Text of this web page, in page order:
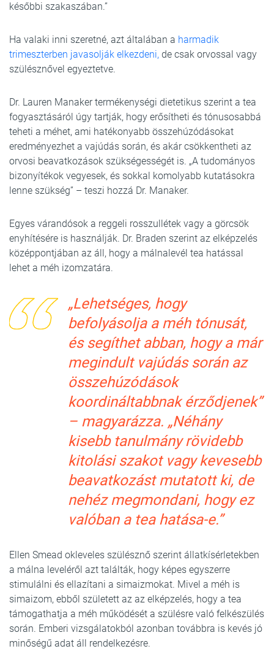
későbbi szakaszában.”
Ha valaki inni szeretné, azt általában a harmadik
trimeszterben javasolják elkezdeni, de csak orvossal vagy
szülésznővel egyeztetve.
Dr. Lauren Manaker termékenységi dietetikus szerint a tea
fogyasztásáról úgy tartják, hogy erősítheti és tónusosabbá
teheti a méhet, ami hatékonyabb összehúzódásokat
eredményezhet a vajúdás során, és akár csökkentheti az
orvosi beavatkozások szükségességét is. „A tudományos
bizonyítékok vegyesek, és sokkal komolyabb kutatásokra
lenne szükség” – teszi hozzá Dr. Manaker.
Egyes várandósok a reggeli rosszullétek vagy a görcsök
enyhítésére is használják. Dr. Braden szerint az elképzelés
középpontjában az áll, hogy a málnalevél tea hatással
lehet a méh izomzatára.
„Lehetséges, hogy
befolyásolja a méh tónusát,
és segíthet abban, hogy a már
megindult vajúdás során az
összehúzódások
koordináltabbnak érződjenek”
– magyarázza. „Néhány
kisebb tanulmány rövidebb
kitolási szakot vagy kevesebb
beavatkozást mutatott ki, de
nehéz megmondani, hogy ez
valóban a tea hatása-e.”
Ellen Smead okleveles szülésznő szerint állatkísérletekben
a málna leveléről azt találták, hogy képes egyszerre
stimulálni és ellazítani a simaizmokat. Mivel a méh is
simaizom, ebből született az az elképzelés, hogy a tea
támogathatja a méh működését a szülésre való felkészülés
során. Emberi vizsgálatokból azonban továbbra is kevés jó
minőségű adat áll rendelkezésre.